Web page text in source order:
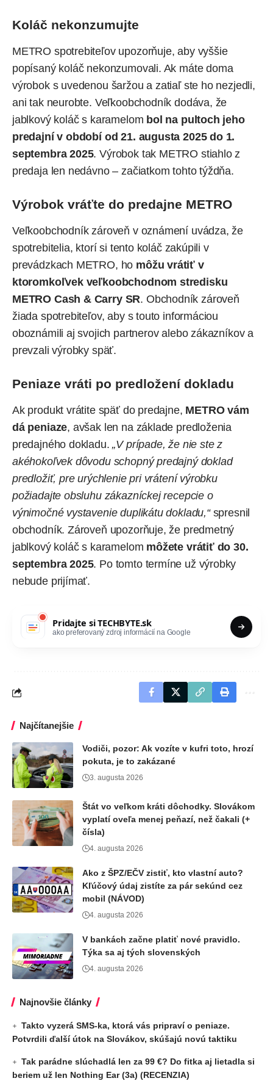
Koláč nekonzumujte
METRO spotrebiteľov upozorňuje, aby vyššie
popísaný koláč nekonzumovali. Ak máte doma
výrobok s uvedenou šaržou a zatiaľ ste ho nezjedli,
ani tak neurobte. Veľkoobchodník dodáva, že
jablkový koláč s karamelom bol na pultoch jeho
predajní v období od 21. augusta 2025 do 1.
septembra 2025. Výrobok tak METRO stiahlo z
predaja len nedávno – začiatkom tohto týždňa.
Výrobok vráťte do predajne METRO
Veľkoobchodník zároveň v oznámení uvádza, že
spotrebitelia, ktorí si tento koláč zakúpili v
prevádzkach METRO, ho môžu vrátiť v
ktoromkoľvek veľkoobchodnom stredisku
METRO Cash & Carry SR. Obchodník zároveň
žiada spotrebiteľov, aby s touto informáciou
oboznámili aj svojich partnerov alebo zákazníkov a
prevzali výrobky späť.
Peniaze vráti po predložení dokladu
Ak produkt vrátite späť do predajne, METRO vám
dá peniaze, avšak len na základe predloženia
predajného dokladu.„V prípade, že nie ste z
akéhokoľvek dôvodu schopný predajný doklad
predložiť, pre urýchlenie pri vrátení výrobku
požiadajte obsluhu zákazníckej recepcie o
výnimočné vystavenie duplikátu dokladu,“spresnil
obchodník. Zároveň upozorňuje, že predmetný
jablkový koláč s karamelom môžete vrátiť do 30.
septembra 2025. Po tomto termíne už výrobky
nebude prijímať.
Pridajte siTECHBYTE.sk
ako preferovaný zdroj informácií na Google
Najčítanejšie
Vodiči, pozor: Ak vozíte v kufri toto, hrozí
pokuta, je to zakázané
3. augusta 2026
Štát vo veľkom kráti dôchodky. Slovákom
vyplatí oveľa menej peňazí, než čakali (+
čísla)
4. augusta 2026
Ako z ŠPZ/EČV zistiť, kto vlastní auto?
Kľúčový údaj zistíte za pár sekúnd cez
mobil (NÁVOD)
4. augusta 2026
V bankách začne platiť nové pravidlo.
Týka sa aj tých slovenských
4. augusta 2026
Najnovšie články
Takto vyzerá SMS-ka, ktorá vás pripraví o peniaze.
Potvrdili ďalší útok na Slovákov, skúšajú novú taktiku
Tak parádne slúchadlá len za 99 €? Do fitka aj lietadla si
beriem už len Nothing Ear (3a) (RECENZIA)